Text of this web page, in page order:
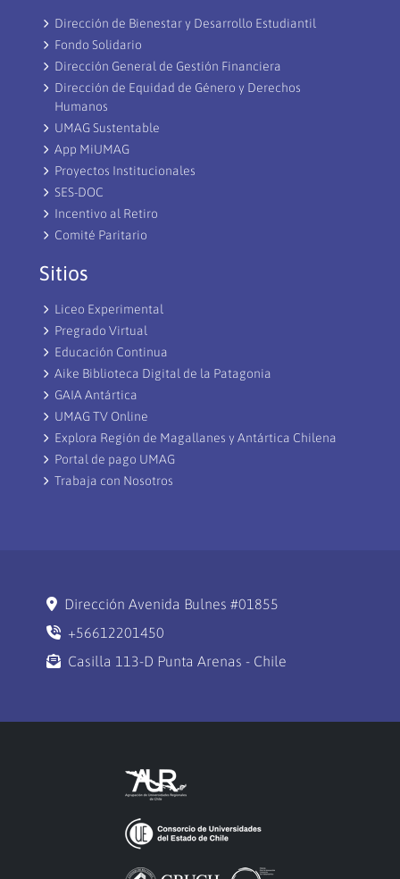
Dirección de Bienestar y Desarrollo Estudiantil
Fondo Solidario
Dirección General de Gestión Financiera
Dirección de Equidad de Género y Derechos
Humanos
UMAG Sustentable
App MiUMAG
Proyectos Institucionales
SES-DOC
Incentivo al Retiro
Comité Paritario
Sitios
Liceo Experimental
Pregrado Virtual
Educación Continua
Aike Biblioteca Digital de la Patagonia
GAIA Antártica
UMAG TV Online
Explora Región de Magallanes y Antártica Chilena
Portal de pago UMAG
Trabaja con Nosotros
Dirección Avenida Bulnes #01855
+56612201450
Casilla 113-D Punta Arenas - Chile